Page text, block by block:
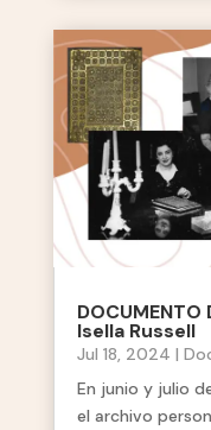
Isella Russell
Jul 18, 2024 |
En junio y julio
el archivo